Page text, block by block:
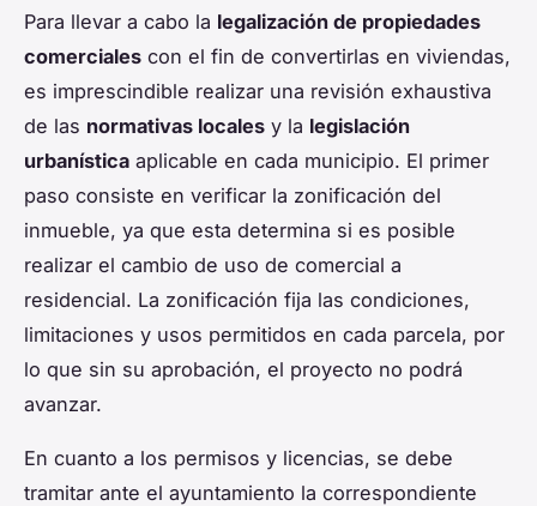
Para llevar a cabo la legalización de propiedades
comerciales con el fin de convertirlas en viviendas,
es imprescindible realizar una revisión exhaustiva
de las normativas locales y la legislación
urbanística aplicable en cada municipio. El primer
paso consiste en verificar la zonificación del
inmueble, ya que esta determina si es posible
realizar el cambio de uso de comercial a
residencial. La zonificación fija las condiciones,
limitaciones y usos permitidos en cada parcela, por
lo que sin su aprobación, el proyecto no podrá
avanzar.
En cuanto a los permisos y licencias, se debe
tramitar ante el ayuntamiento la correspondiente